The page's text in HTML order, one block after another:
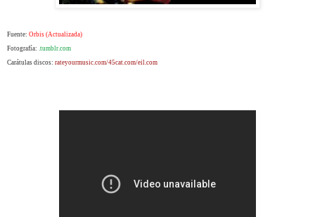
Fuente: Orbis (Actualizada)
Fotografía: .tumblr.com
Carátulas discos: rateyourmusic.com/45cat.com/eil.com